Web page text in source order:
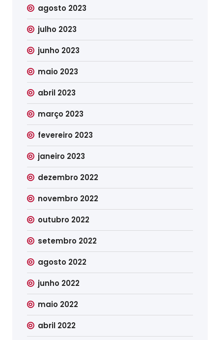
agosto 2023
julho 2023
junho 2023
maio 2023
abril 2023
março 2023
fevereiro 2023
janeiro 2023
dezembro 2022
novembro 2022
outubro 2022
setembro 2022
agosto 2022
junho 2022
maio 2022
abril 2022